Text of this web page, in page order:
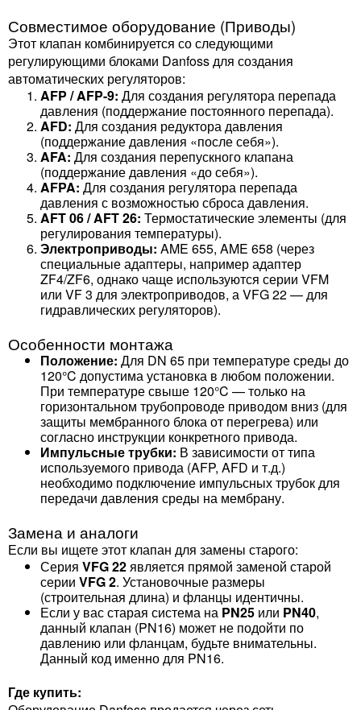
Совместимое оборудование (Приводы)
Этот клапан комбинируется со следующими
регулирующими блоками Danfoss для создания
автоматических регуляторов:
AFP / AFP-9: Для создания регулятора перепада
давления (поддержание постоянного перепада).
AFD: Для создания редуктора давления
(поддержание давления «после себя»).
AFA: Для создания перепускного клапана
(поддержание давления «до себя»).
AFPA: Для создания регулятора перепада
давления с возможностью сброса давления.
AFT 06 / AFT 26: Термостатические элементы (для
регулирования температуры).
Электроприводы: AME 655, AME 658 (через
специальные адаптеры, например адаптер
ZF4/ZF6, однако чаще используются серии VFM
или VF 3 для электроприводов, а VFG 22 — для
гидравлических регуляторов).
Особенности монтажа
Положение: Для DN 65 при температуре среды до
120°C допустима установка в любом положении.
При температуре свыше 120°C — только на
горизонтальном трубопроводе приводом вниз (для
защиты мембранного блока от перегрева) или
согласно инструкции конкретного привода.
Импульсные трубки: В зависимости от типа
используемого привода (AFP, AFD и т.д.)
необходимо подключение импульсных трубок для
передачи давления среды на мембрану.
Замена и аналоги
Если вы ищете этот клапан для замены старого:
Серия VFG 22является прямой заменой старой
серии VFG 2. Установочные размеры
(строительная длина) и фланцы идентичны.
Если у вас старая система на PN25 или PN40,
данный клапан (PN16) может не подойти по
давлению или фланцам, будьте внимательны.
Данный код именно для PN16.
Где купить: